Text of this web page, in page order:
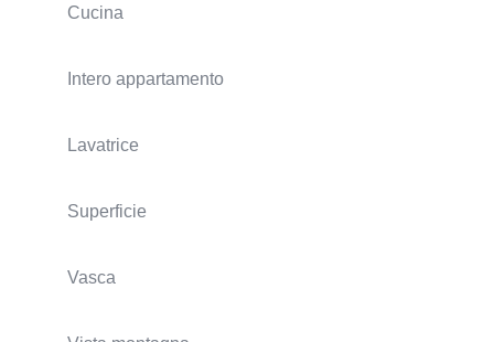
Cucina
Intero appartamento
Lavatrice
Superficie
Vasca